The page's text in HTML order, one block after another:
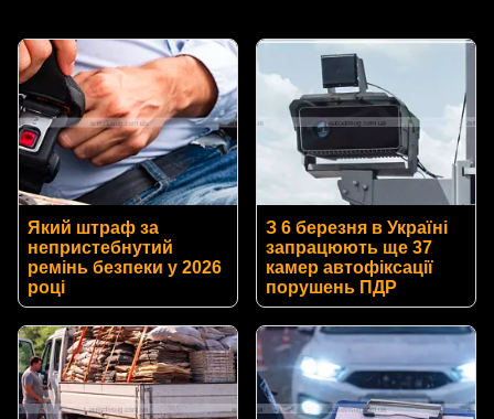
Який штраф за
непристебнутий
ремінь безпеки у 2026
році
З 6 березня в Україні
запрацюють ще 37
камер автофіксації
порушень ПДР